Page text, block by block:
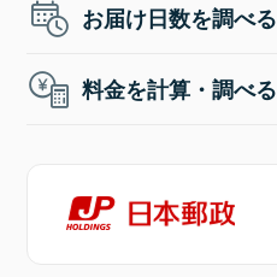
お届け日数を調べる
料金を計算・調べる